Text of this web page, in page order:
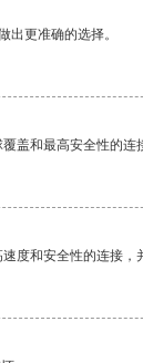
出更准确的选择。
盖和最高安全性的连
度和安全性的连接，